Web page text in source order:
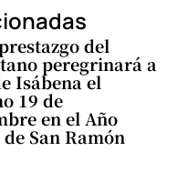
del
peregrinará a
Isábena el
19 de
en el Año
San Ramón